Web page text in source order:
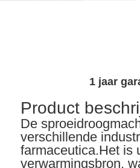
1 jaar
Product
De
verschillende
farmaceutica.Het is
verwarmingsbron,